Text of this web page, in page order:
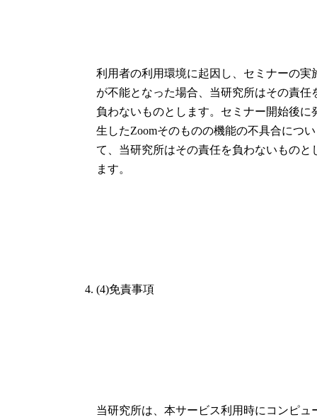
利用者の利用環境に起因し、セミナーの実
が不能となった場合、当研究所はその責任
負わないものとします。セミナー開始後に
生したZoomそのものの機能の不具合につい
て、当研究所はその責任を負わないものと
ます。
(4)免責事項
当研究所は、本サービス利用時にコンピュ